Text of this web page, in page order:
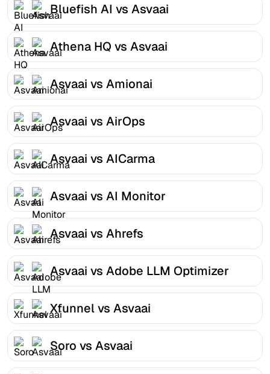
Bluefish AI vs Asvaai
Athena HQ vs Asvaai
Asvaai vs Amionai
Asvaai vs AirOps
Asvaai vs AICarma
Asvaai vs AI Monitor
Asvaai vs Ahrefs
Asvaai vs Adobe LLM Optimizer
Xfunnel vs Asvaai
Soro vs Asvaai